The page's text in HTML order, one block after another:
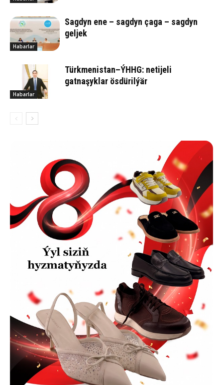
Habarlar
Sagdyn ene – sagdyn çaga – sagdyn
geljek
Habarlar
Türkmenistan–ÝHHG: netijeli
gatnaşyklar ösdürilýär